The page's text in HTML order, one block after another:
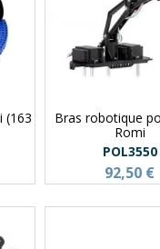
(163
Bras robotique
Romi
POL3550
92,50 €